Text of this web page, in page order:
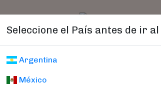
Catálogo
Seleccione el País antes de ir
Argentina
México
Breve